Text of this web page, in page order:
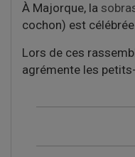
À Majorque, la
cochon) est
Lors de ces
agrémente les